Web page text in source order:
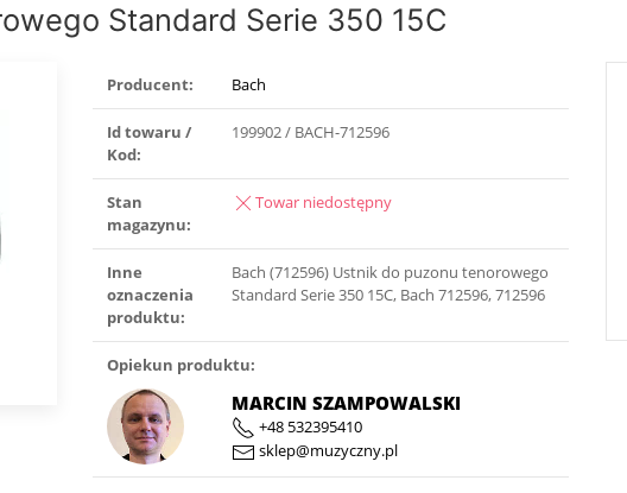
Standard Serie 350 15C
Producent: Bach
Id towaru /
Kod:
199902 / BACH-712596
Stan
magazynu:
Towar niedostępny
Inne
oznaczenia
produktu:
Bach (712596) Ustnik do puzonu tenorowego
Standard Serie 350 15C, Bach 712596, 712596
Opiekun produktu:
MARCIN SZAMPOWALSKI
+48 532395410
sklep@muzyczny.pl